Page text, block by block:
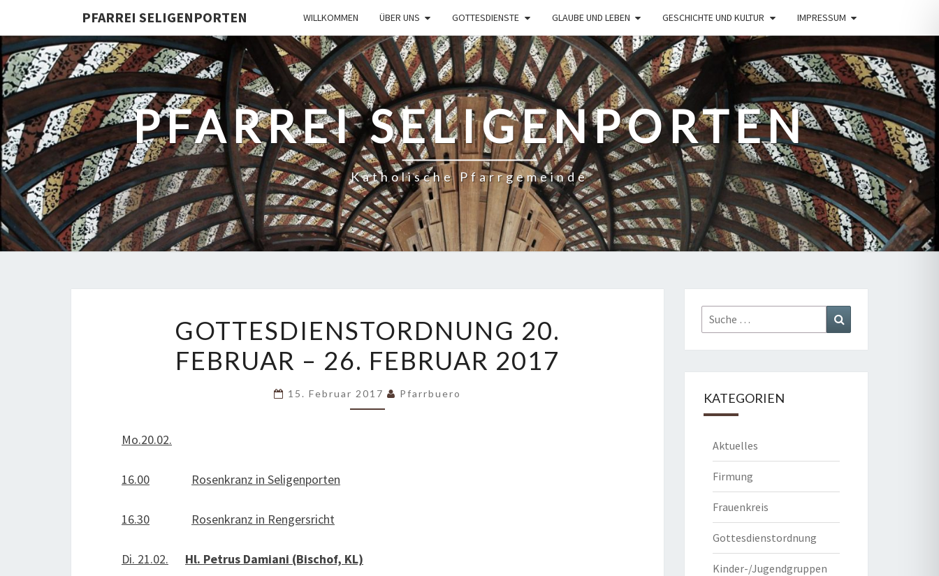
PFARREI SELIGENPORTEN WILLKOMMEN ÜBER UNS GOTTESDIENSTE GLAUBE UND LEBEN GESCHICHTE UND KULTUR IMPRESSUM
PFARREI SELIGENPORTEN
Katholische Pfarrgemeinde
20.
FEBRUAR
–
26.
GOTTESDIENSTORDNUNG 20.
FEBRUAR – 26. FEBRUAR 2017
15. Februar 2017 Pfarrbuero
Mo.20.02.
16.00 Rosenkranz in Seligenporten
16.30 Rosenkranz in Rengersricht
Di. 21.02. Hl. Petrus Damiani (Bischof, KL)
Suche
nach:
KATEGORIEN
Aktuelles
Firmung
Frauenkreis
Gottesdienstordnung
Kinder-/Jugendgruppen